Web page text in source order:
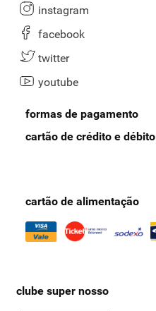
instagram
facebook
twitter
youtube
formas de pagamento
cartão de crédito e débito
cartão de alimentação
clube super nosso